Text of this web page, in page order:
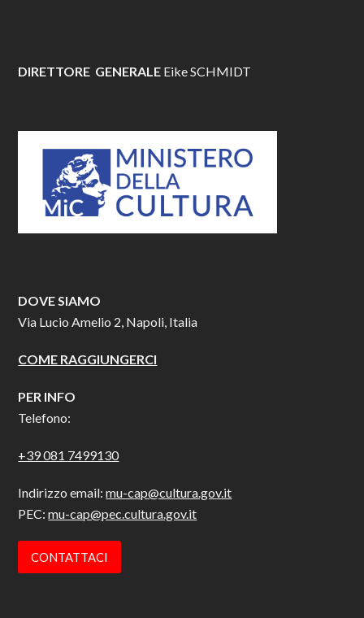
DIRETTORE GENERALE Eike SCHMIDT
DOVE SIAMO
Via Lucio Amelio 2, Napoli, Italia
COME RAGGIUNGERCI
PER INFO
Telefono:
+39 081 7499130
Indirizzo email:mu-cap@cultura.gov.it
PEC:mu-cap@pec.cultura.gov.it
CONTATTACI